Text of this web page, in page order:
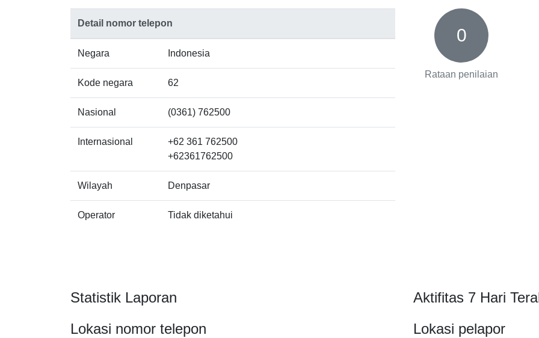
Detail nomor telepon
Negara Indonesia
Kode negara 62
Nasional (0361) 762500
Internasional
+62 361 762500
+62361762500
Wilayah Denpasar
Operator Tidak diketahui
0
Rataan penilaian
Statistik Laporan
Aktifitas 7 Hari
Lokasi nomor telepon
Lokasi pelapor